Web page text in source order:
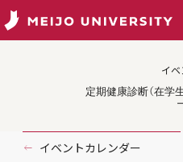
イベ
定期健康診断（在学
イベントカレンダー